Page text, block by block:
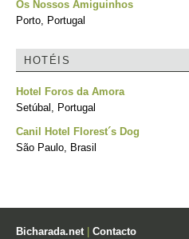
Os Nossos Amiguinhos
Porto, Portugal
HOTÉIS
Hotel Foros da Amora
Setúbal, Portugal
Canil Hotel Florest´s Dog
São Paulo, Brasil
Bicharada.net| Contacto